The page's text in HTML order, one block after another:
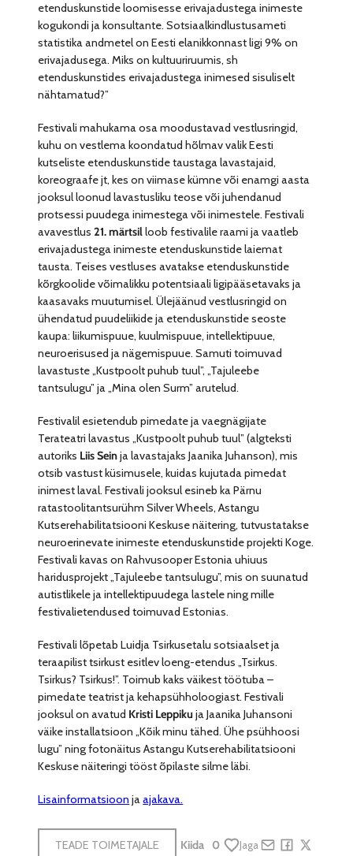
etenduskunstide loomisesse erivajadustega inimeste
kogukondi ja konsultante. Sotsiaalkindlustusameti
statistika andmetel on Eesti elanikkonnast ligi 9% on
erivajadusega. Miks on kultuuriruumis, sh
etenduskunstides erivajadustega inimesed sisuliselt
nähtamatud?”
Festivali mahukama osa moodustavad vestlusringid,
kuhu on vestlema koondatud hõlmav valik Eesti
kutseliste etenduskunstide taustaga lavastajaid,
koreograafe jt, kes on viimase kümne või enamgi aasta
jooksul loonud lavastusliku teose või juhendanud
protsessi puudega inimestega või inimestele. Festivali
avavestlus21. märtsilloob festivalile raami ja vaatleb
erivajadustega inimeste etenduskunstide laiemat
tausta. Teises vestluses avatakse etenduskunstide
kõrgkoolide võimalikku potentsiaali ligipääsetavaks ja
kaasavaks muutumisel. Ülejäänud vestlusringid on
ühendatud puudeliikide ja etenduskunstide seoste
kaupa: liikumispuue, kuulmispuue, intellektipuue,
neuroerisused ja nägemispuue. Samuti toimuvad
lavastuste „Kustpoolt puhub tuul”, „Tajuleebe
tantsulugu” ja „Mina olen Surm” arutelud.
Festivalil esietendub pimedate ja vaegnägijate
Terateatri lavastus „Kustpoolt puhub tuul” (algteksti
autoriks Liis Seinja lavastajaks Jaanika Juhanson), mis
otsib vastust küsimusele, kuidas kujutada pimedat
inimest laval. Festivali jooksul esineb ka Pärnu
ratastoolitantsurühm Silver Wheels, Astangu
Kutserehabilitatsiooni Keskuse näitering, tutvustatakse
neuroerinevate inimeste etenduskunstide projekti Koge.
Festivali kavas on Rahvusooper Estonia uhiuus
haridusprojekt „Tajuleebe tantsulugu”, mis on suunatud
autistlikele ja intellektipuudega lastele ning mille
festivalietendused toimuvad Estonias.
Festivali lõpetab Luidja Tsirkusetalu sotsiaalset ja
teraapilist tsirkust esitlev loeng-etendus „Tsirkus.
Tsirkus? Tsirkus!”. Toimub kaks väikest töötuba –
pimedate teatrist ja kehapsühholoogiast. Festivali
jooksul on avatud Kristi Leppikuja Jaanika Juhansoni
väike installatsioon „Kõik minu tähed. Ühe psühhoosi
lugu” ning fotonäitus Astangu Kutserehabilitatsiooni
Keskuse näiteringi tööst õpilaste silme läbi.
Lisainformatsioon jaajakava.
TEADE TOIMETAJALE Kiida 0 Jaga